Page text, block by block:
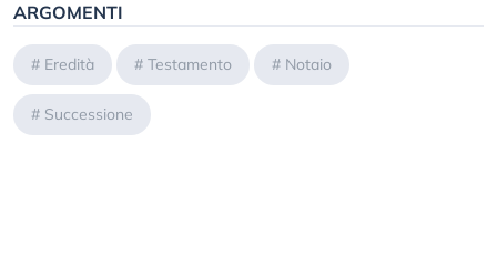
ARGOMENTI
# Eredità # Testamento # Notaio
# Successione